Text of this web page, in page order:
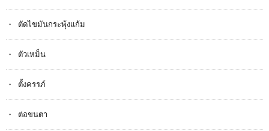
ตัดไขมันกระพุ้งแก้ม
ตัวเหม็น
ตั้งครรภ​์
ต่อขนตา